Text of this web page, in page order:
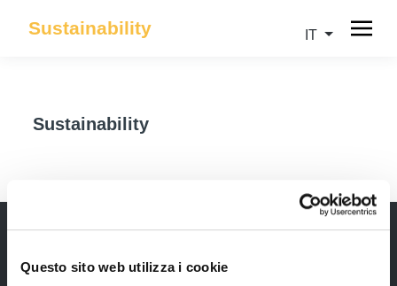
Questo sito web utilizza i cookie
Sustainability IT
Sustainability